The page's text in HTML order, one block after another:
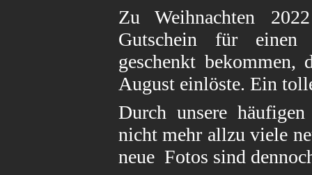
Zu Weihnachten
Gutschein für einen
geschenkt
August einlöste. Ein
Durch unsere
nicht mehr allzu viele
neue Fotos sind